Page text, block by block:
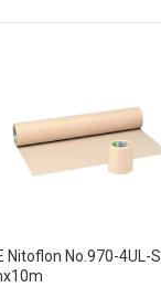
Nitoflon No.970-4UL-S